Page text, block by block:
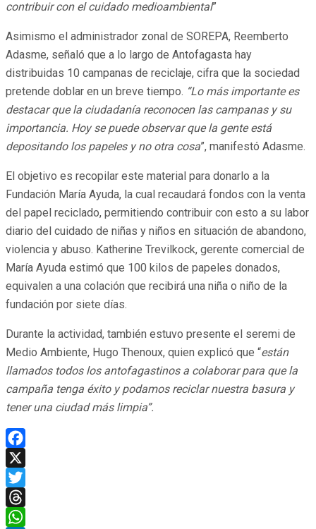
contribuir con el cuidado medioambiental”
Asimismo el administrador zonal de SOREPA, Reemberto
Adasme, señaló que a lo largo de Antofagasta hay
distribuidas 10 campanas de reciclaje, cifra que la sociedad
pretende doblar en un breve tiempo. “Lo más importante es
destacar que la ciudadanía reconocen las campanas y su
importancia. Hoy se puede observar que la gente está
depositando los papeles y no otra cosa”, manifestó Adasme.
El objetivo es recopilar este material para donarlo a la
Fundación María Ayuda, la cual recaudará fondos con la venta
del papel reciclado, permitiendo contribuir con esto a su labor
diario del cuidado de niñas y niños en situación de abandono,
violencia y abuso. Katherine Trevilkock, gerente comercial de
María Ayuda estimó que 100 kilos de papeles donados,
equivalen a una colación que recibirá una niña o niño de la
fundación por siete días.
Durante la actividad, también estuvo presente el seremi de
Medio Ambiente, Hugo Thenoux, quien explicó que “están
llamados todos los antofagastinos a colaborar para que la
campaña tenga éxito y podamos reciclar nuestra basura y
tener una ciudad más limpia”.
Facebook
X
Twitter
Threads